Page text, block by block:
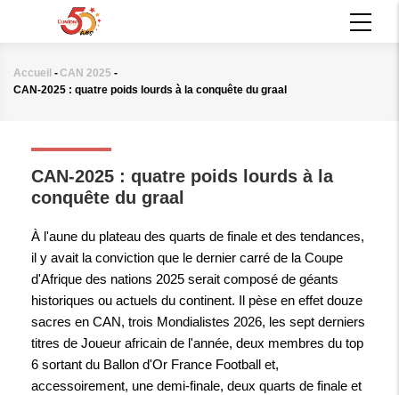
principal
Fil
Accueil -CAN 2025 -
CAN-2025 : quatre poids lourds à la conquête du graal
CAN-2025 : quatre poids lourds à la
conquête du graal
À l'aune du plateau des quarts de finale et des tendances,
il y avait la conviction que le dernier carré de la Coupe
d'Afrique des nations 2025 serait composé de géants
historiques ou actuels du continent. Il pèse en effet douze
sacres en CAN, trois Mondialistes 2026, les sept derniers
titres de Joueur africain de l'année, deux membres du top
6 sortant du Ballon d'Or France Football et,
accessoirement, une demi-finale, deux quarts de finale et